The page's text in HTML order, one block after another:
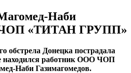
Наби
«ТИТАН ГРУПП»
обстрела Донецка пострадала
находился работник ООО ЧОП
Наби Газимагомедов.